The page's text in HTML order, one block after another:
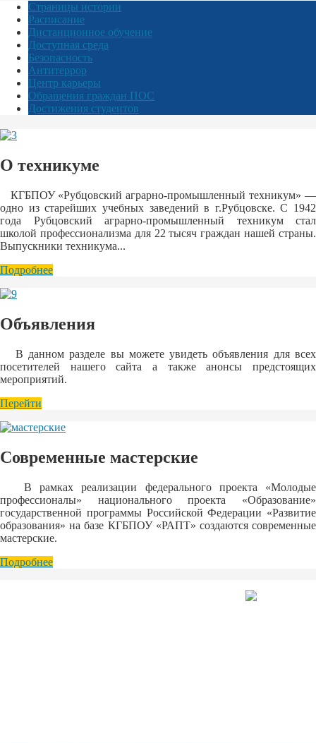
Страницы истории
Расписание
Дистанционное обучение
Доступная среда
Безопасность
Антитеррор
Центр карьеры
Обращения граждан ПОС
Достижения студентов
О техникуме
КГБПОУ «Рубцовский аграрно-промышленный техникум» —
одно из старейших учебных заведений в г.Рубцовске. С 1942
года Рубцовский аграрно-промышленный техникум стал
школой профессионализма для 22 тысяч граждан нашей страны.
Выпускники техникума...
Подробнее
Объявления
В данном разделе вы можете увидеть объявления для всех
посетителей нашего сайта а также анонсы предстоящих
мероприятий.
Перейти
Современные мастерские
В рамках реализации федерального проекта «Молодые
профессионалы» национального проекта «Образование»
государственной программы Российской Федерации «Развитие
образования» на базе КГБПОУ «РАПТ» создаются современные
мастерские.
Подробнее